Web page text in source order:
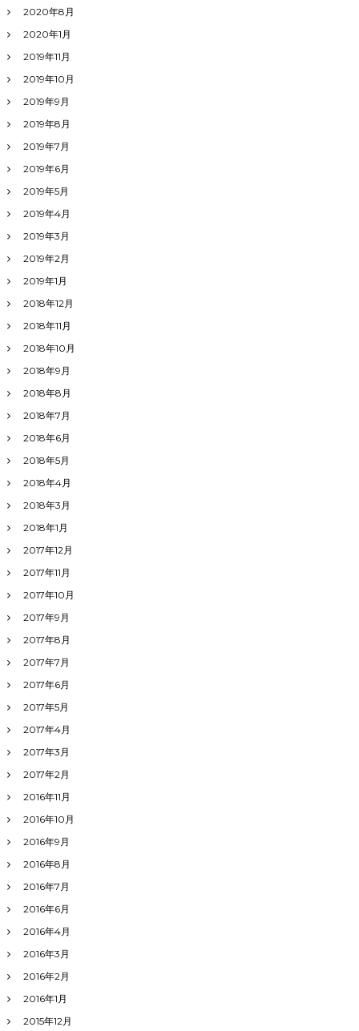
2020年8月
2020年1月
2019年11月
2019年10月
2019年9月
2019年8月
2019年7月
2019年6月
2019年5月
2019年4月
2019年3月
2019年2月
2019年1月
2018年12月
2018年11月
2018年10月
2018年9月
2018年8月
2018年7月
2018年6月
2018年5月
2018年4月
2018年3月
2018年1月
2017年12月
2017年11月
2017年10月
2017年9月
2017年8月
2017年7月
2017年6月
2017年5月
2017年4月
2017年3月
2017年2月
2016年11月
2016年10月
2016年9月
2016年8月
2016年7月
2016年6月
2016年4月
2016年3月
2016年2月
2016年1月
2015年12月